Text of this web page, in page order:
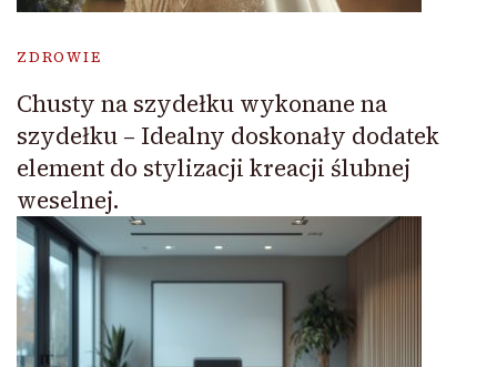
ZDROWIE
Chusty na szydełku wykonane na
szydełku – Idealny doskonały dodatek
element do stylizacji kreacji ślubnej
weselnej.